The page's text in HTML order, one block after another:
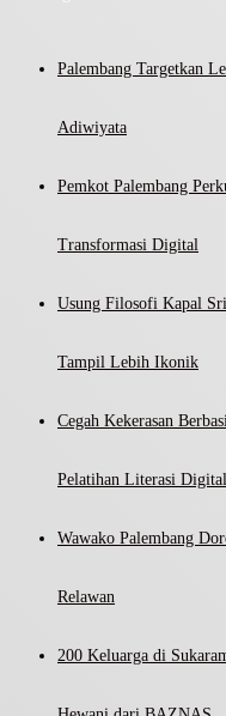
Palembang Targetkan
Adiwiyata
Pemkot Palembang
Transformasi Digital
Usung Filosofi Kapal
Tampil Lebih Ikonik
Cegah Kekerasan
Pelatihan Literasi Digital
Wawako Palembang
Relawan
200 Keluarga di